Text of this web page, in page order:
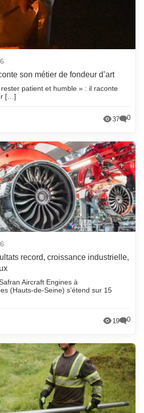
son métier de fondeur d’art
patient et humble » : il raconte
[…]
37 0
record, croissance industrielle,
Aircraft Engines à
(Hauts-de-Seine) s’étend sur 15
19 0